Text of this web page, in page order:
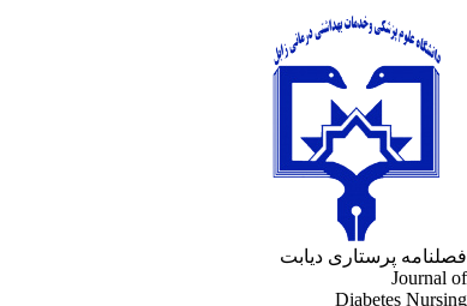
فصلنامه پرستاری دیابت
Journal of
Diabetes Nursing